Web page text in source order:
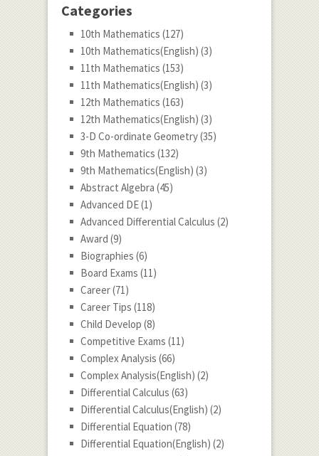
Categories
10th Mathematics (127)
10th Mathematics(English) (3)
11th Mathematics (153)
11th Mathematics(English) (3)
12th Mathematics (163)
12th Mathematics(English) (3)
3-D Co-ordinate Geometry(35)
9th Mathematics (132)
9th Mathematics(English) (3)
Abstract Algebra (45)
Advanced DE(1)
Advanced Differential Calculus (2)
Award (9)
Biographies (6)
Board Exams (11)
Career(71)
Career Tips (118)
Child Develop (8)
Competitive Exams (11)
Complex Analysis (66)
Complex Analysis(English) (2)
Differential Calculus (63)
Differential Calculus(English) (2)
Differential Equation (78)
Differential Equation(English) (2)